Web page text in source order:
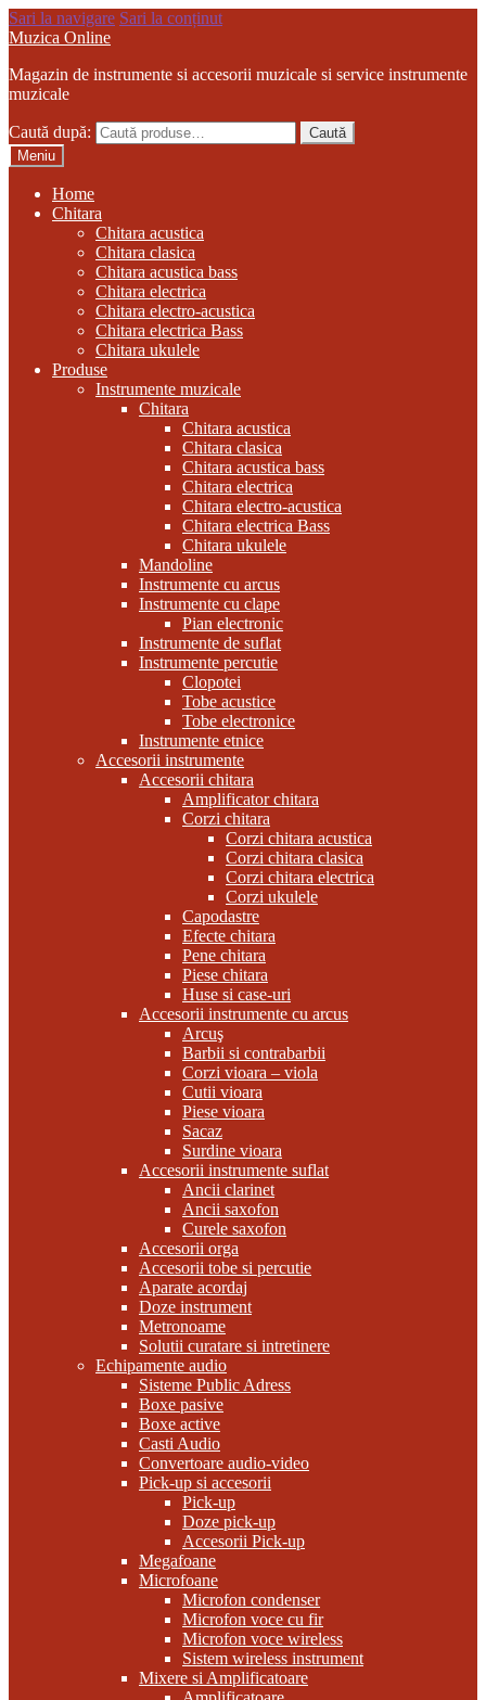
Sari la navigare Sari la conținut
Muzica Online
Magazin de instrumente si accesorii muzicale si service instrumente
muzicale
Caută după:
Caută
Meniu
Home
Chitara
Chitara acustica
Chitara clasica
Chitara acustica bass
Chitara electrica
Chitara electro-acustica
Chitara electrica Bass
Chitara ukulele
Produse
Instrumente muzicale
Chitara
Chitara acustica
Chitara clasica
Chitara acustica bass
Chitara electrica
Chitara electro-acustica
Chitara electrica Bass
Chitara ukulele
Mandoline
Instrumente cu arcus
Instrumente cu clape
Pian electronic
Instrumente de suflat
Instrumente percutie
Clopotei
Tobe acustice
Tobe electronice
Instrumente etnice
Accesorii instrumente
Accesorii chitara
Amplificator chitara
Corzi chitara
Corzi chitara acustica
Corzi chitara clasica
Corzi chitara electrica
Corzi ukulele
Capodastre
Efecte chitara
Pene chitara
Piese chitara
Huse si case-uri
Accesorii instrumente cu arcus
Arcuş
Barbii si contrabarbii
Corzi vioara – viola
Cutii vioara
Piese vioara
Sacaz
Surdine vioara
Accesorii instrumente suflat
Ancii clarinet
Ancii saxofon
Curele saxofon
Accesorii orga
Accesorii tobe si percutie
Aparate acordaj
Doze instrument
Metronoame
Solutii curatare si intretinere
Echipamente audio
Sisteme Public Adress
Boxe pasive
Boxe active
Casti Audio
Convertoare audio-video
Pick-up si accesorii
Pick-up
Doze pick-up
Accesorii Pick-up
Megafoane
Microfoane
Microfon condenser
Microfon voce cu fir
Microfon voce wireless
Sistem wireless instrument
Mixere si Amplificatoare